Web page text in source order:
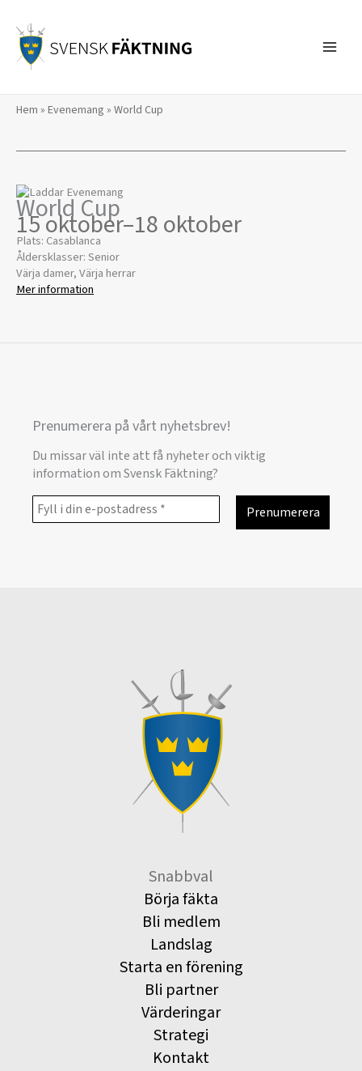
innehåll
Hem » Evenemang » World Cup
World Cup
15 oktober–18 oktober
Plats: Casablanca
Åldersklasser: Senior
Värja damer, Värja herrar
Mer information
Prenumerera på vårt nyhetsbrev!
Du missar väl inte att få nyheter och viktig
information om Svensk Fäktning?
Snabbval
Börja fäkta
Bli medlem
Landslag
Starta en förening
Bli partner
Värderingar
Strategi
Kontakt